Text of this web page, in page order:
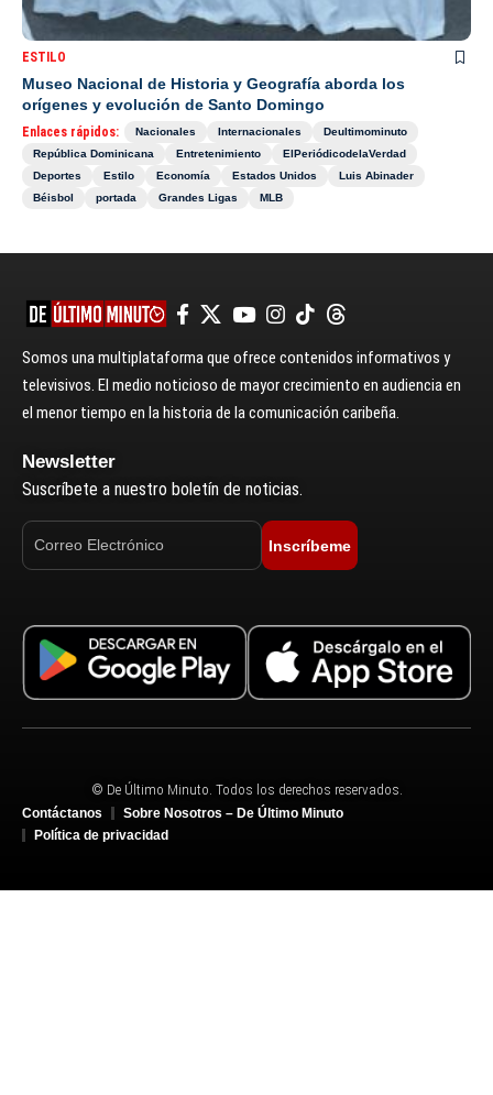
ESTILO
Museo Nacional de Historia y Geografía aborda los
orígenes y evolución de Santo Domingo
Enlaces rápidos: Nacionales Internacionales
Deultimominuto
República Dominicana
Entretenimiento
ElPeriódicodelaVerdad
Deportes
Estilo Economía Estados Unidos
Luis Abinader
Béisbol
portada Grandes Ligas MLB
Somos una multiplataforma que ofrece contenidos informativos y
televisivos. El medio noticioso de mayor crecimiento en audiencia en
el menor tiempo en la historia de la comunicación caribeña.
Newsletter
Suscríbete a nuestro boletín de noticias.
Inscríbeme
© De Último Minuto. Todos los derechos reservados.
Contáctanos
Sobre Nosotros – De Último Minuto
Política de privacidad